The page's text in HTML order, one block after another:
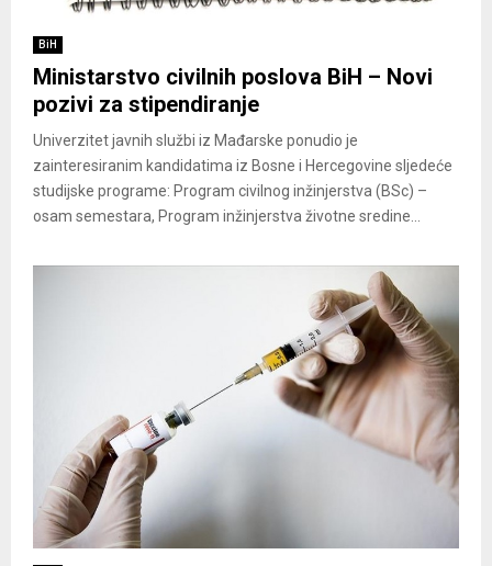
BiH
Ministarstvo civilnih poslova BiH – Novi
pozivi za stipendiranje
Univerzitet javnih službi iz Mađarske ponudio je
zainteresiranim kandidatima iz Bosne i Hercegovine sljedeće
studijske programe: Program civilnog inžinjerstva (BSc) –
osam semestara, Program inžinjerstva životne sredine...